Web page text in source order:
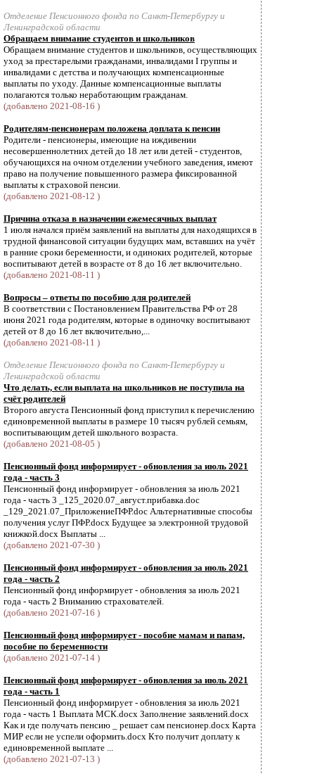
Отделение Пенсионного фонда по Санкт-Петербургу и
Ленинградской области
Обращаем внимание студентов и школьников
Обращаем внимание студентов и школьников, осуществляющих
уход за престарелыми гражданами, инвалидами I группы и
инвалидами с детства и получающих компенсационные
выплаты по уходу. Данные компенсационные выплаты
полагаются только неработающим гражданам.
(добавлено 2021-08-16 )
Родителям-пенсионерам положена доплата к пенсии
Родители - пенсионеры, имеющие на иждивении
несовершеннолетних детей до 18 лет или детей - студентов,
обучающихся на очном отделении учебного заведения, имеют
право на получение повышенного размера фиксированной
выплаты к страховой пенсии.
(добавлено 2021-08-12 )
Причина отказа в назначении ежемесячных выплат
1 июля начался приём заявлений на выплаты для находящихся в
трудной финансовой ситуации будущих мам, вставших на учёт
в ранние сроки беременности, и одиноких родителей, которые
воспитывают детей в возрасте от 8 до 16 лет включительно.
(добавлено 2021-08-11 )
Вопросы – ответы по пособию для родителей
В соответствии с Постановлением Правительства РФ от 28
июня 2021 года родителям, которые в одиночку воспитывают
детей от 8 до 16 лет включительно,...
(добавлено 2021-08-11 )
Отделение Пенсионного фонда по Санкт-Петербургу и
Ленинградской области
Что делать, если выплата на школьников не поступила на
счёт родителей
Второго августа Пенсионный фонд приступил к перечислению
единовременной выплаты в размере 10 тысяч рублей семьям,
воспитывающим детей школьного возраста.
(добавлено 2021-08-05 )
Пенсионный фонд информирует - обновления за июль 2021
года - часть 3
Пенсионный фонд информирует - обновления за июль 2021
года - часть 3 _125_2020.07_август.прибавка.doc
_129_2021.07_ПриложениеПФР.doc Альтернативные способы
получения услуг ПФР.docx Будущее за электронной трудовой
книжкой.docx Выплаты ...
(добавлено 2021-07-30 )
Пенсионный фонд информирует - обновления за июль 2021
года - часть 2
Пенсионный фонд информирует - обновления за июль 2021
года - часть 2 Вниманию страхователей.
(добавлено 2021-07-16 )
Пенсионный фонд информирует - пособие мамам и папам,
пособие по беременности
(добавлено 2021-07-14 )
Пенсионный фонд информирует - обновления за июль 2021
года - часть 1
Пенсионный фонд информирует - обновления за июль 2021
года - часть 1 Выплата МСК.docx Заполнение заявлений.docx
Как и где получать пенсию _ решает сам пенсионер.docx Карта
МИР если не успели оформить.docx Кто получит доплату к
единовременной выплате ...
(добавлено 2021-07-13 )